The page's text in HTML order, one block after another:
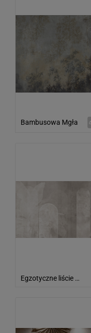
Bambusowa Mgła
Egzotyczne liście na geometrycznym tle